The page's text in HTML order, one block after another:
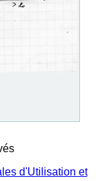
d'Utilisation et